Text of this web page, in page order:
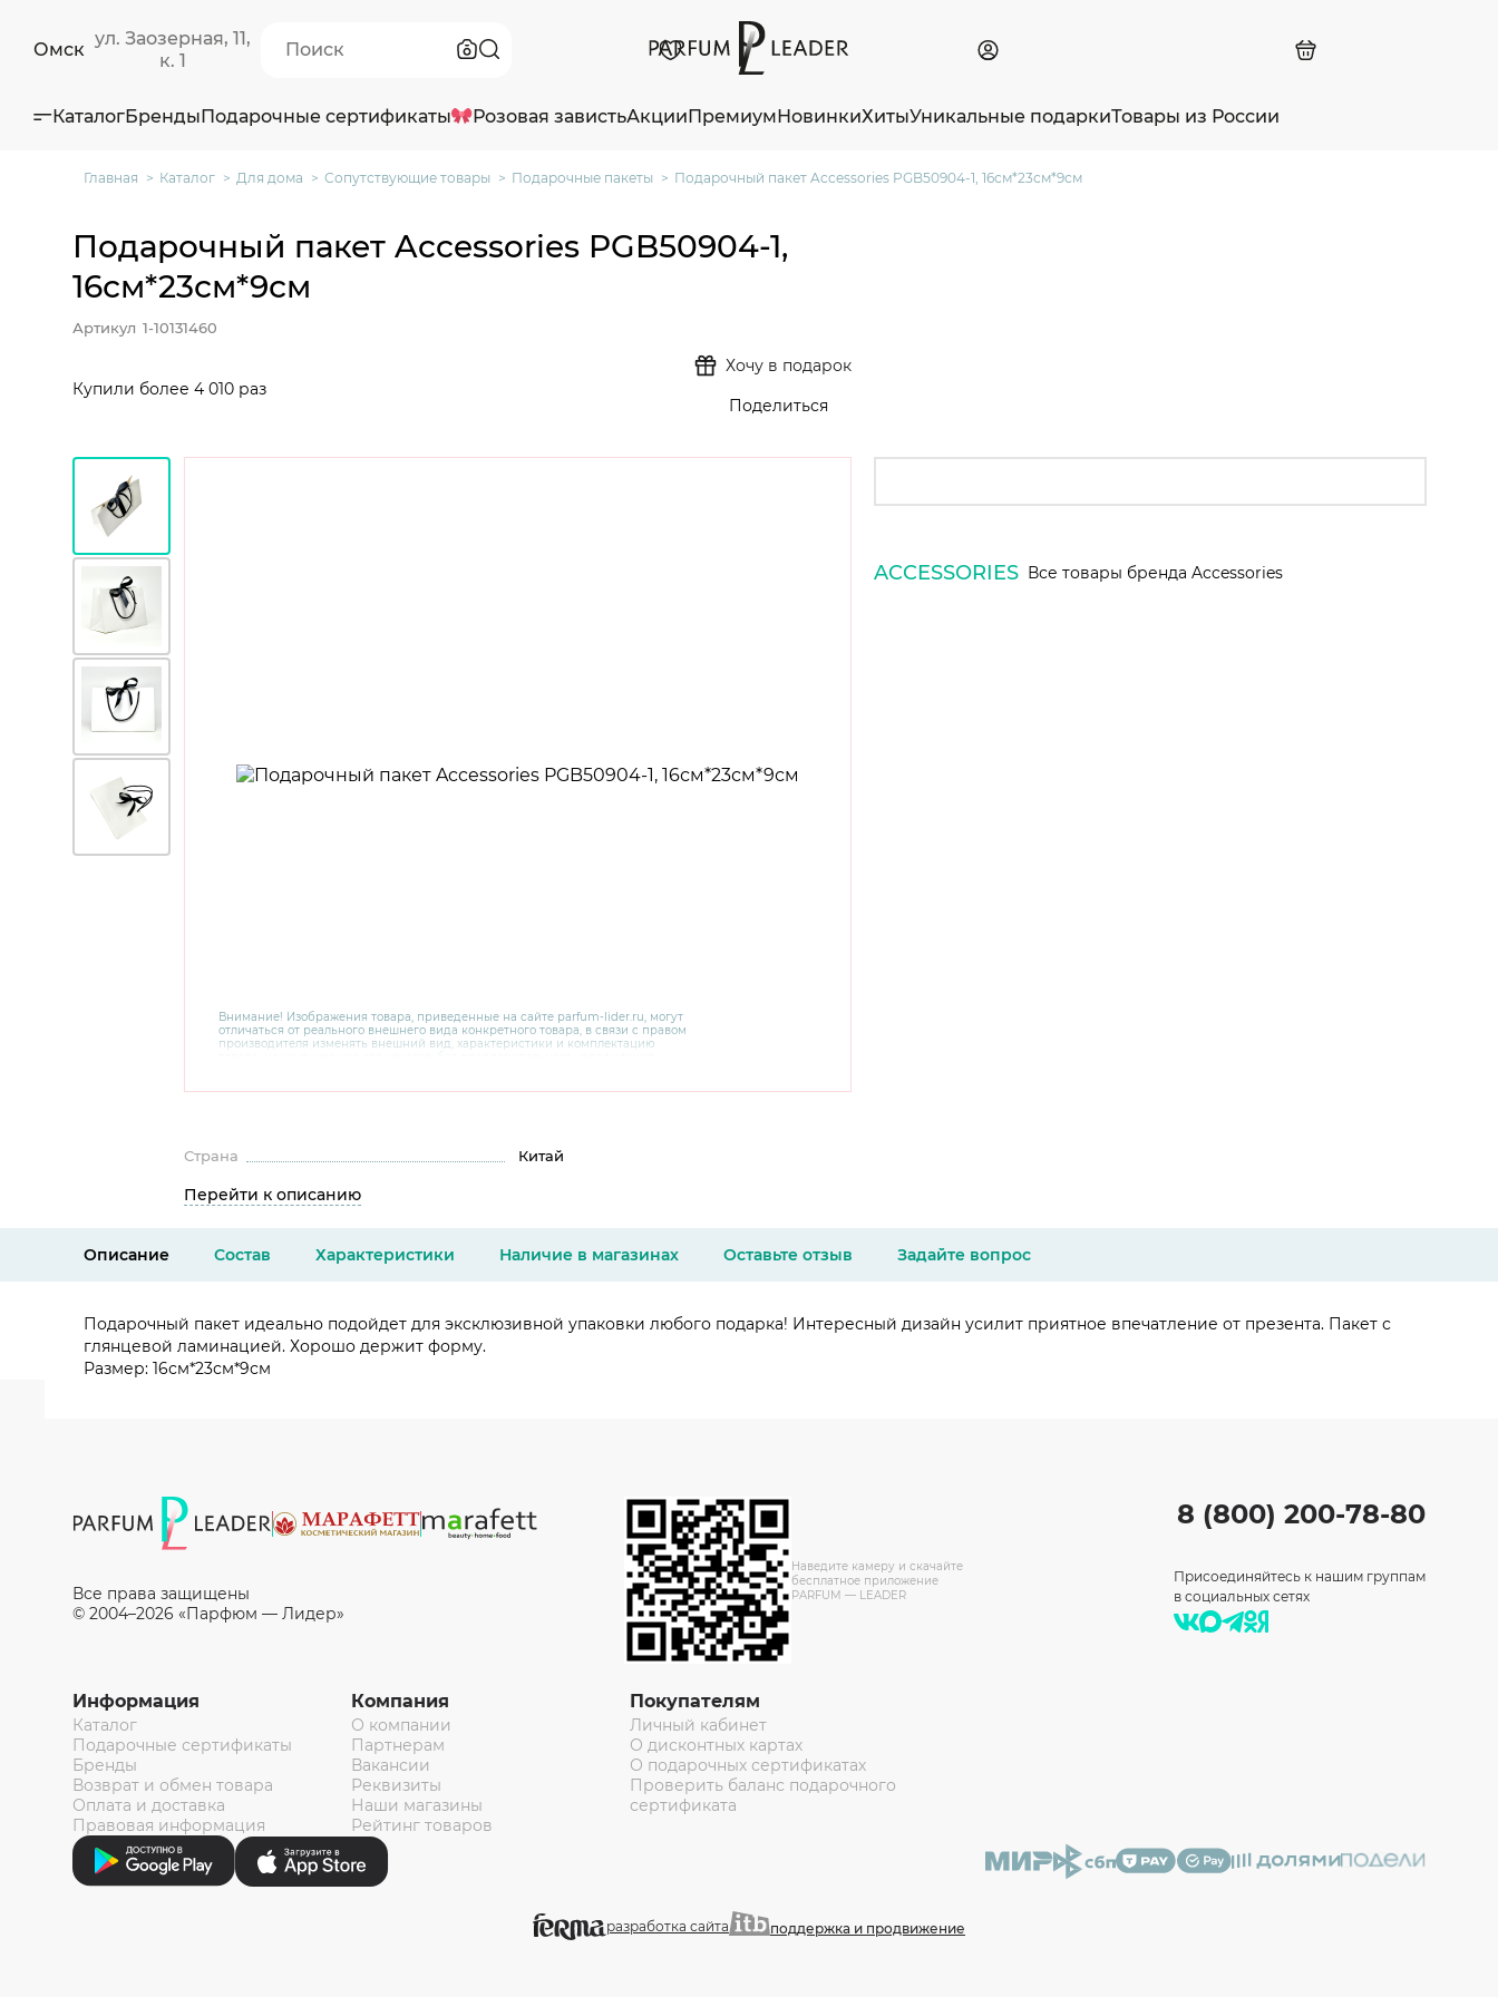
Омск
ул. Заозерная, 11,
к. 1
КаталогБрендыПодарочные сертификаты Розовая завистьАкцииПремиумНовинкиХитыУникальные подаркиТовары из России
Главная Каталог Для дома Сопутствующие товары Подарочные пакеты Подарочный пакет Accessories PGB50904-1, 16см*23см*9см
Внимание! Изображения товара, приведенные на сайте parfum-lider.ru, могут
отличаться от реального внешнего вида конкретного товара, в связи с правом
производителя изменять внешний вид, характеристики и комплектацию
консультантов по номеру 8 800 200 78 80.
Подарочный пакет Accessories PGB50904-1,
16см*23см*9см
Артикул 1-10131460
Купили более 4 010 раз
Хочу в подарок
Поделиться
Страна Китай
Перейти к описанию
ACCESSORIES Все товары бренда Accessories
Описание Состав Характеристики Наличие в магазинах Оставьте отзыв Задайте вопрос
Подарочный пакет идеально подойдет для эксклюзивной упаковки любого подарка! Интересный дизайн усилит приятное впечатление от презента. Пакет с
глянцевой ламинацией. Хорошо держит форму.
Размер: 16см*23см*9см
Все права защищены
© 2004–2026 «Парфюм — Лидер»
Наведите камеру и скачайте
бесплатное приложение
PARFUM — LEADER
Информация
Каталог
Подарочные сертификаты
Бренды
Возврат и обмен товара
Оплата и доставка
Правовая информация
Компания
О компании
Партнерам
Вакансии
Реквизиты
Наши магазины
Рейтинг товаров
Покупателям
Личный кабинет
О дисконтных картах
О подарочных сертификатах
Проверить баланс подарочного
сертификата
8 (800) 200-78-80
Присоединяйтесь к нашим группам
в социальных сетях
разработка сайта поддержка и продвижение